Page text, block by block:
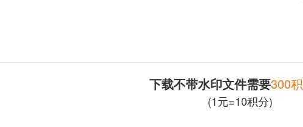
下载不带水印文件需要300
(1元=10积分)